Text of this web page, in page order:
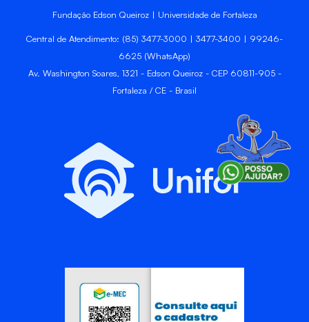
Fundação Edson Queiroz | Universidade de Fortaleza
Central de Atendimento: (85) 3477-3000 | 3477-3400 | 99246-
6625 (WhatsApp)
Av. Washington Soares, 1321 - Edson Queiroz - CEP 60811-905 -
Fortaleza / CE - Brasil